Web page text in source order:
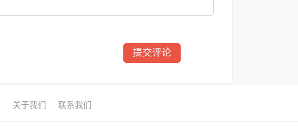
关于我们 联系我们